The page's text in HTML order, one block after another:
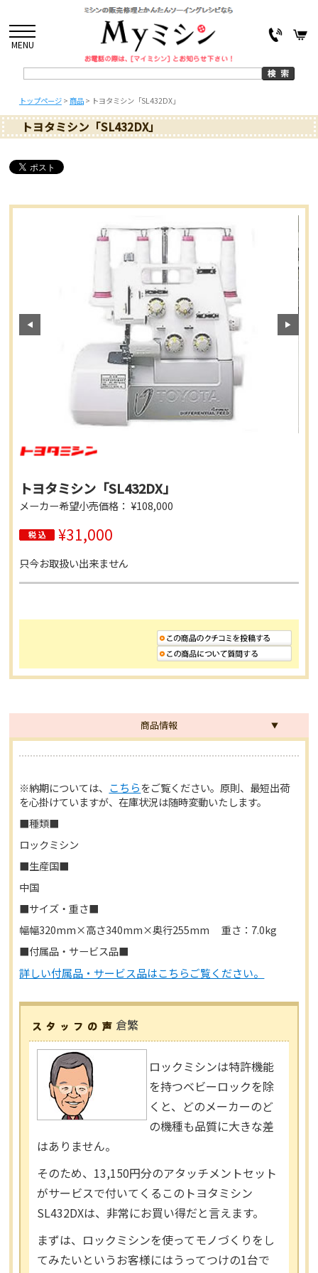
MENU
トップページ> 商品> トヨタミシン「SL432DX」
トヨタミシン「SL432DX」
トヨタミシン「SL432DX」
メーカー希望小売価格： ¥108,000
¥31,000
只今お取扱い出来ません
商品情報
※納期については、 こちらをご覧ください。原則、最短出荷
を心掛けていますが、在庫状況は随時変動いたします。
■種類■
ロックミシン
■生産国■
中国
■サイズ・重さ■
幅幅320mm×高さ340mm×奥行255mm 重さ：7.0kg
■付属品・サービス品■
詳しい付属品・サービス品はこちらご覧ください。
倉繁
ロックミシンは特許機能
を持つベビーロックを除
くと、どのメーカーのど
の機種も品質に大きな差
はありません。
そのため、13,150円分のアタッチメントセット
がサービスで付いてくるこのトヨタミシン
SL432DXは、非常にお買い得だと言えます。
まずは、ロックミシンを使ってモノづくりをし
てみたいというお客様にはうってつけの1台で